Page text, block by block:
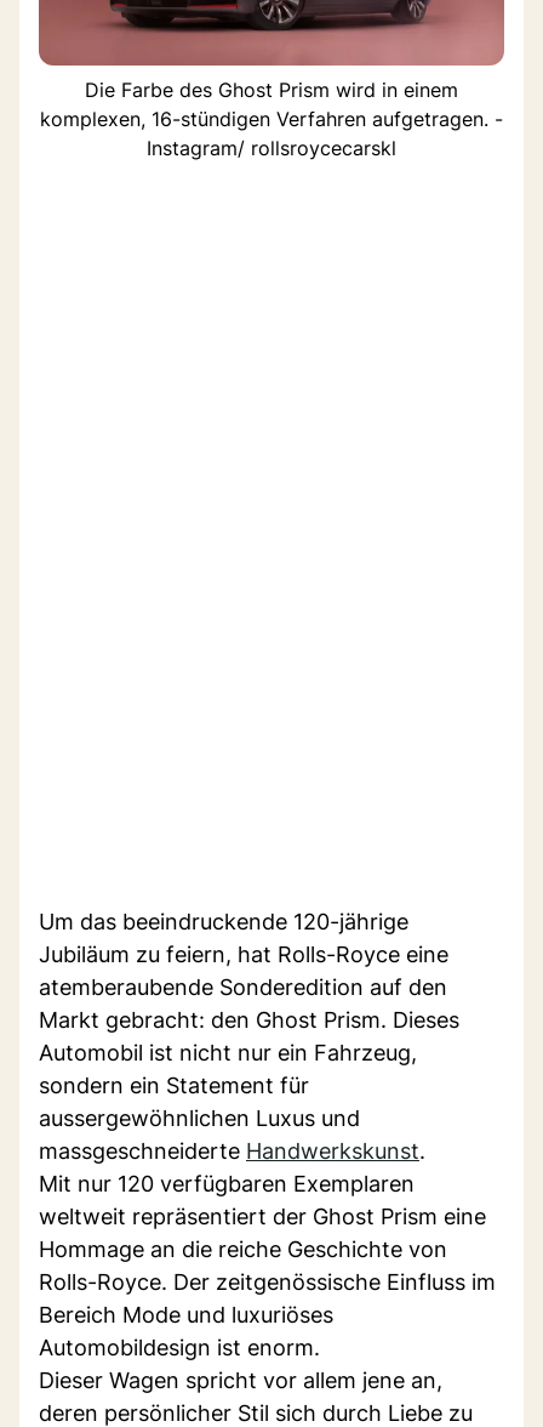
Die Farbe des Ghost Prism wird in einem
komplexen, 16-stündigen Verfahren aufgetragen. -
Instagram/ rollsroycecarskl
Um das beeindruckende 120-jährige
Jubiläum zu feiern, hat Rolls-Royce eine
atemberaubende Sonderedition auf den
Markt gebracht: den Ghost Prism. Dieses
Automobil ist nicht nur ein Fahrzeug,
sondern ein Statement für
aussergewöhnlichen Luxus und
massgeschneiderte Handwerkskunst.
Mit nur 120 verfügbaren Exemplaren
weltweit repräsentiert der Ghost Prism eine
Hommage an die reiche Geschichte von
Rolls-Royce. Der zeitgenössische Einfluss im
Bereich Mode und luxuriöses
Automobildesign ist enorm.
Dieser Wagen spricht vor allem jene an,
deren persönlicher Stil sich durch Liebe zu